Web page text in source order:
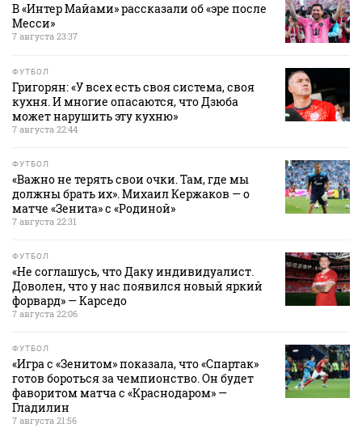
В «Интер Майами» рассказали об «эре после
Месси»
7 августа 23:37
ФУТБОЛ
Григорян: «У всех есть своя система, своя
кухня. И многие опасаются, что Дзюба
может нарушить эту кухню»
7 августа 22:44
ФУТБОЛ
«Важно не терять свои очки. Там, где мы
должны брать их». Михаил Кержаков — о
матче «Зенита» с «Родиной»
7 августа 22:31
ФУТБОЛ
«Не соглашусь, что Даку индивидуалист.
Доволен, что у нас появился новый яркий
форвард» — Карседо
7 августа 22:06
ФУТБОЛ
«Игра с «Зенитом» показала, что «Спартак»
готов бороться за чемпионство. Он будет
фаворитом матча с «Краснодаром» —
Гладилин
7 августа 21:56